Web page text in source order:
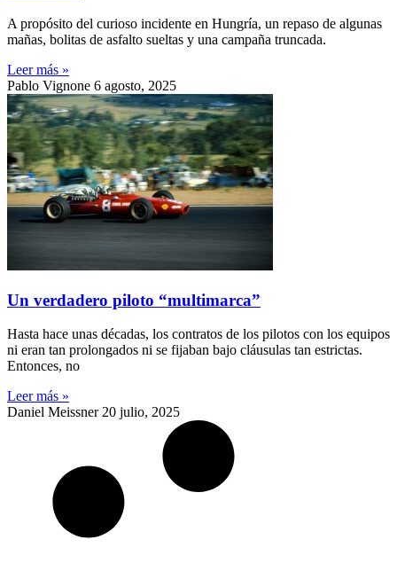
A propósito del curioso incidente en Hungría, un repaso de algunas
mañas, bolitas de asfalto sueltas y una campaña truncada.
Leer más »
Pablo Vignone 6 agosto, 2025
Un verdadero piloto “multimarca”
Hasta hace unas décadas, los contratos de los pilotos con los equipos
ni eran tan prolongados ni se fijaban bajo cláusulas tan estrictas.
Entonces, no
Leer más »
Daniel Meissner 20 julio, 2025